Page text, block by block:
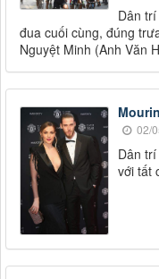
Dân
đua cuối cùng, đúng
Nguyệt Minh (Anh Văn
02/
Dân
với tất